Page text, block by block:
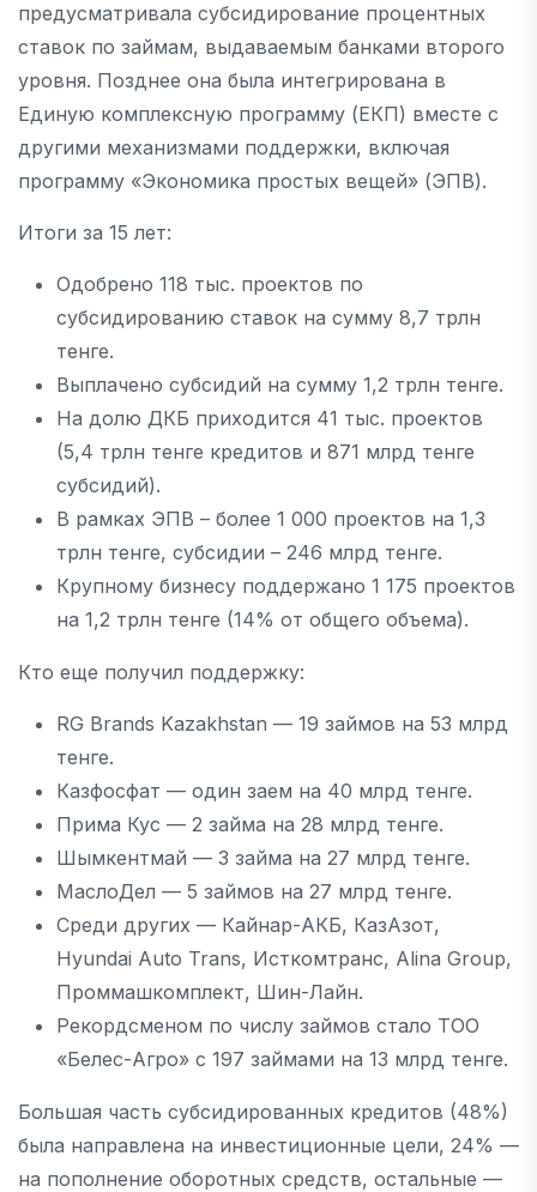
предусматривала субсидирование процентных
ставок по займам, выдаваемым банками второго
уровня. Позднее она была интегрирована в
Единую комплексную программу (ЕКП) вместе с
другими механизмами поддержки, включая
программу «Экономика простых вещей» (ЭПВ).
Итоги за 15 лет:
Одобрено 118 тыс. проектов по
субсидированию ставок на сумму 8,7 трлн
тенге.
Выплачено субсидий на сумму 1,2 трлн тенге.
На долю ДКБ приходится 41 тыс. проектов
(5,4 трлн тенге кредитов и 871 млрд тенге
субсидий).
В рамках ЭПВ – более 1 000 проектов на 1,3
трлн тенге, субсидии – 246 млрд тенге.
Крупному бизнесу поддержано 1 175 проектов
на 1,2 трлн тенге (14% от общего объема).
Кто еще получил поддержку:
RG Brands Kazakhstan — 19 займов на 53 млрд
тенге.
Казфосфат — один заем на 40 млрд тенге.
Прима Кус — 2 займа на 28 млрд тенге.
Шымкентмай — 3 займа на 27 млрд тенге.
МаслоДел — 5 займов на 27 млрд тенге.
Среди других — Кайнар-АКБ, КазАзот,
Hyundai Auto Trans, Исткомтранс, Alina Group,
Проммашкомплект, Шин-Лайн.
Рекордсменом по числу займов стало ТОО
«Белес-Агро» с 197 займами на 13 млрд тенге.
Большая часть субсидированных кредитов (48%)
была направлена на инвестиционные цели, 24% —
на пополнение оборотных средств, остальные —